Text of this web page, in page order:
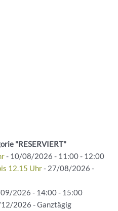
"RESERVIERT"
- 10/08/2026 - 11:00 - 12:00
12.15 Uhr- 27/08/2026 -
2026 - 14:00 - 15:00
2026 - Ganztägig